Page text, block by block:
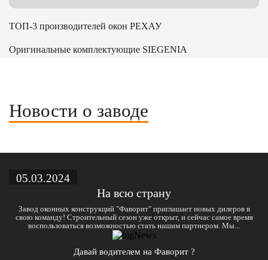
ТОП-3 производителей окон РЕХАУ
Оригинальные комплектующие SIEGENIA
Новости о заводе
05.03.2024
На всю страну
Завод оконных конструкций "Фаворит" приглашает новых дилеров в
свою команду! Строительный сезон уже открыт, и сейчас самое время
воспользоваться возможностью стать нашим партнером. Мы...
Давай водителем на Фаворит ?